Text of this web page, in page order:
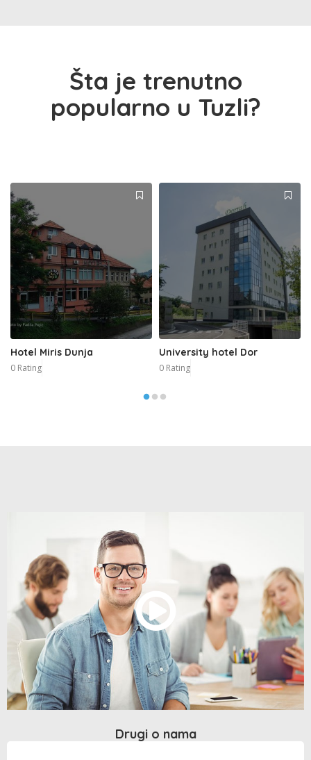
Šta je trenutno
popularno u Tuzli?
Hotel Miris Dunja
0 Rating
University hotel Dor
0 Rating
Drugi o nama